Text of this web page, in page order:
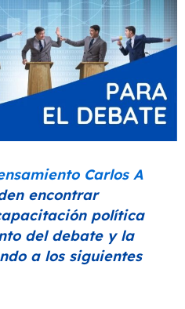
Carlos A
encontrar
política
del debate y la
a los siguientes